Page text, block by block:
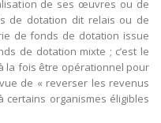
de ses œuvres ou de
de dotation dit relais ou de
de fonds de dotation issue
de dotation mixte ; c’est le
la fois être opérationnel pour
de « reverser les revenus
organismes éligibles